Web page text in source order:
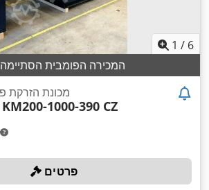
1 / 6
המכירה הפומבית הסתיימה
מכונת הזרקת
KM200-1000-390 CZ
פרטים